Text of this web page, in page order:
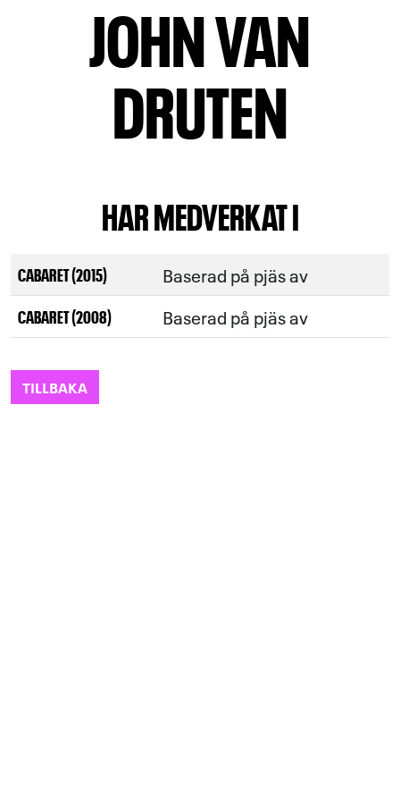
JOHN VAN
DRUTEN
HAR MEDVERKAT I
CABARET (2015) Baserad på pjäs av
CABARET (2008) Baserad på pjäs av
TILLBAKA